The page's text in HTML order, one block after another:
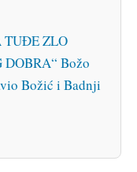
TUĐE ZLO
DOBRA“ Božo
Božić i Badnji